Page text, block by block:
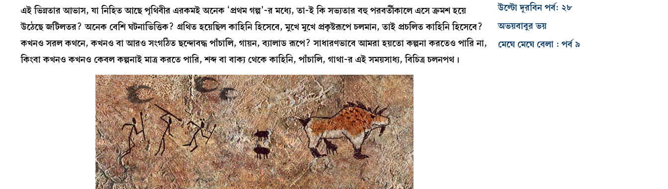
এই ভিন্নতার আভাস, যা নিহিত আছে পৃথিবীর এরকমই অনেক ‘প্রথম গল্প’-র মধ্যে, তা-ই কি সভ্যতার বহু পরবর্তীকালে এসে ক্রমশ হয়ে
উঠেছে জটিলতর? অনেক বেশি ঘটনাভিত্তিক? গ্রথিত হয়েছিল কাহিনি হিসেবে, মুখে মুখে প্রকৃষ্টরূপে চলমান, তাই প্রচলিত কাহিনি হিসেবে?
কখনও সরল কথনে, কখনও বা আরও সংগঠিত ছন্দোবদ্ধ পাঁচালি, গায়ন, ব্যালাড রূপে? সাধারণভাবে আমরা হয়তো কল্পনা করতেও পারি না,
কিংবা কখনও কখনও কেবল কল্পনাই মাত্র করতে পারি, শব্দ বা বাক্য থেকে কাহিনি, পাঁচালি, গাথা-র এই সময়সাধ্য, বিচিত্র চলনপথ।
উল্টো দূরবিন পর্ব: ২৮
অভয়বাবুর ভয়
মেঘে মেঘে বেলা : পর্ব ৯